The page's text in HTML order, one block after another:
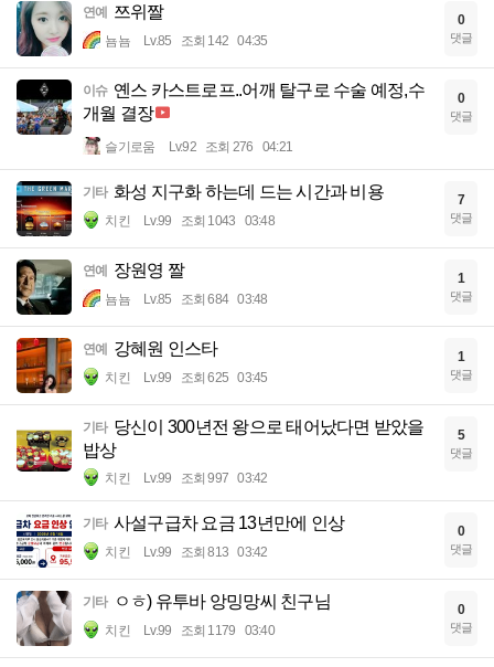
연예 쯔위짤
뇸뇸 Lv.85 조회 142 04:35
0
댓글
이슈 옌스 카스트로프..어깨 탈구로 수술 예정,수
개월 결장
슬기로움 Lv.92 조회 276 04:21
0
댓글
기타 화성 지구화 하는데 드는 시간과 비용
치킨 Lv.99 조회 1043 03:48
7
댓글
연예 장원영 짤
뇸뇸 Lv.85 조회 684 03:48
1
댓글
연예 강혜원 인스타
치킨 Lv.99 조회 625 03:45
1
댓글
기타 당신이 300년전 왕으로 태어났다면 받았을
밥상
치킨 Lv.99 조회 997 03:42
5
댓글
기타 사설구급차 요금 13년만에 인상
치킨 Lv.99 조회 813 03:42
0
댓글
기타 ㅇㅎ) 유투바 앙밍망씨 친구님
치킨 Lv.99 조회 1179 03:40
0
댓글